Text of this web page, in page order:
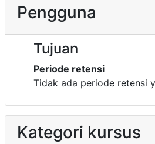
Pengguna
Tujuan
Periode retensi
Tidak ada periode retensi
Kategori kursus